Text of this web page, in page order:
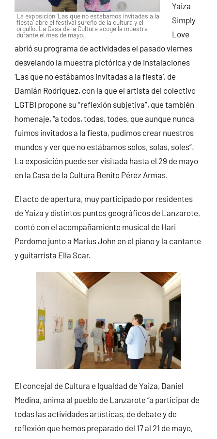
La exposición ‘Las que no estábamos invitadas a la
fiesta’ abre el festival sureño de la cultura y el
orgullo. La Casa de la Cultura acoge la muestra
durante el mes de mayo.
Yaiza
Simply
Love
abrió su programa de actividades el pasado viernes
desvelando la muestra pictórica y de instalaciones
‘Las que no estábamos invitadas a la fiesta’, de
Damián Rodríguez, con la que el artista del colectivo
LGTBI propone su “reflexión subjetiva”, que también
homenaje, “a todos, todas, todes, que aunque nunca
fuimos invitados a la fiesta, pudimos crear nuestros
mundos y ver que no estábamos solos, solas, soles”.
La exposición puede ser visitada hasta el 29 de mayo
en la Casa de la Cultura Benito Pérez Armas.
El acto de apertura, muy participado por residentes
de Yaiza y distintos puntos geográficos de Lanzarote,
contó con el acompañamiento musical de Hari
Perdomo junto a Marius John en el piano y la cantante
y guitarrista Ella Scar.
El concejal de Cultura e Igualdad de Yaiza, Daniel
Medina, anima al pueblo de Lanzarote “a participar de
todas las actividades artísticas, de debate y de
reflexión que hemos preparado del 17 al 21 de mayo,